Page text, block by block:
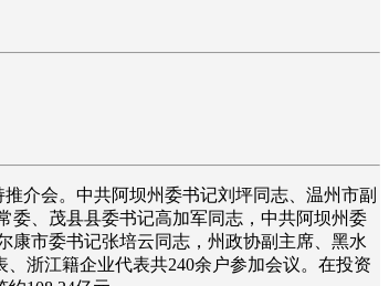
介会。中共阿坝州委书记刘坪同志、温州市副
委、茂县县委书记高加军同志，中共阿坝州委
康市委书记张培云同志，州政协副主席、黑水
浙江籍企业代表共240余户参加会议。在投资